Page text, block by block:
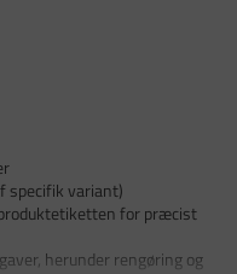
specifik variant)
for præcist
herunder rengøring og